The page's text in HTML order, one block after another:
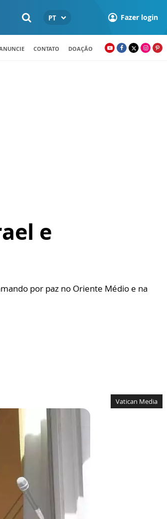
PT Fazer login
CONTATO DOAÇÃO
e
por paz no Oriente Médio e na
Vatican Media